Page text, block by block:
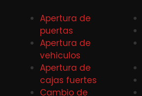
Apertura de
puertas
Apertura de
vehiculos
Apertura de
cajas fuertes
Cambio de